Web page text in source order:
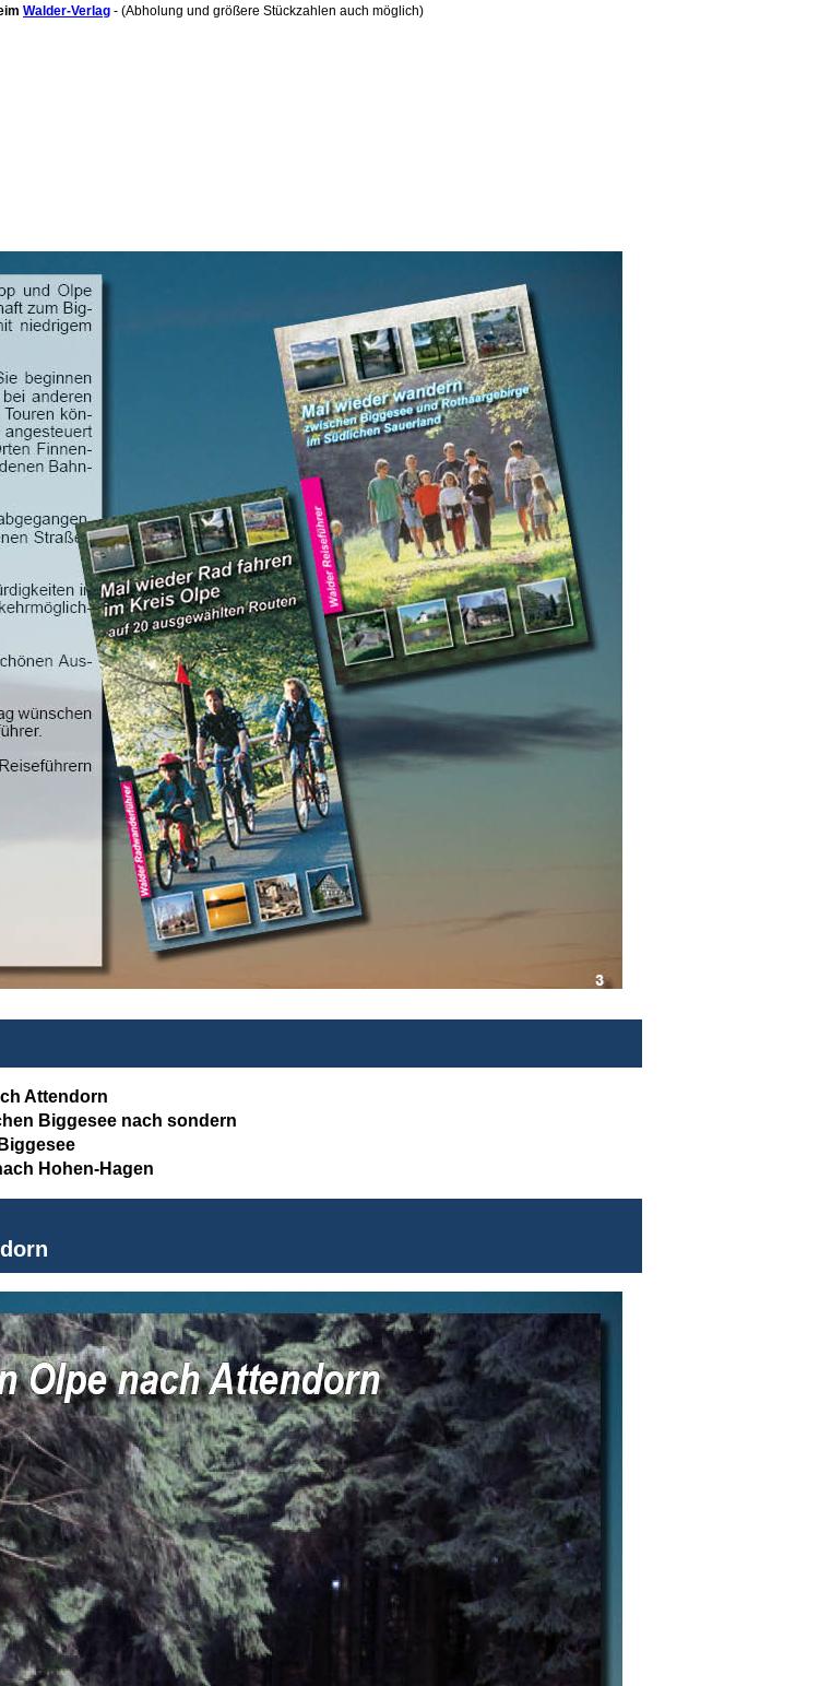
Walder-Verlag - (Abholung und größere Stückzahlen auch möglich)
Attendorn
Biggesee nach sondern
Hohen-Hagen